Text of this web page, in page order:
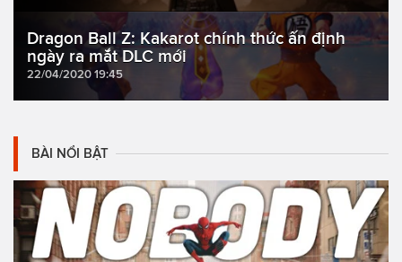
Dragon Ball Z: Kakarot chính thức ấn định
ngày ra mắt DLC mới
22/04/2020 19:45
BÀI NỔI BẬT